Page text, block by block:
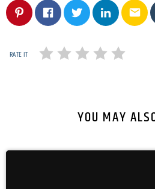
email
RATE IT
YOU MAY